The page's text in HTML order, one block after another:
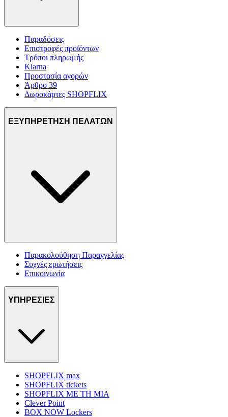
Παραδόσεις
Επιστροφές προϊόντων
Τρόποι πληρωμής
Klarna
Προστασία αγορών
Άρθρο 39
Δωροκάρτες SHOPFLIX
ΕΞΥΠΗΡΕΤΗΣΗ ΠΕΛΑΤΩΝ
Παρακολούθηση Παραγγελίας
Συχνές ερωτήσεις
Επικοινωνία
ΥΠΗΡΕΣΙΕΣ
SHOPFLIX max
SHOPFLIX tickets
SHOPFLIX ΜΕ ΤΗ ΜΙΑ
Clever Point
BOX NOW Lockers